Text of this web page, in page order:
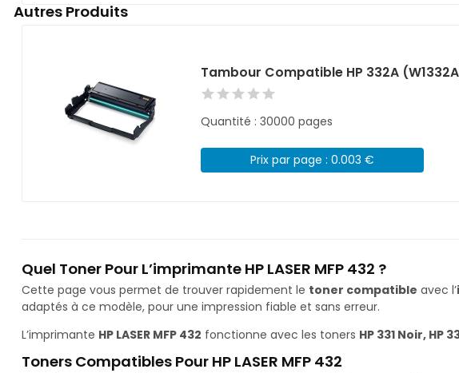
Autres Produits
Tambour Compatible HP 332A
Quantité : 30000 pages
Prix par page : 0.003 €
Quel Toner Pour L’imprimante HP LASER MFP 432 ?
Cette page vous permet de trouver rapidement le toner compatible avec l’
adaptés à ce modèle, pour une impression fiable et sans erreur.
L’imprimante HP LASER MFP 432 fonctionne avec les toners HP 331 Noir, HP
Toners Compatibles Pour HP LASER MFP 432